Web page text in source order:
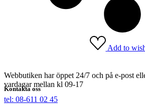
Add to
Webbutiken har öppet 24/7 och på e-post
vardagar mellan kl 09-17
Kontakta oss
tel: 08-611 02 45